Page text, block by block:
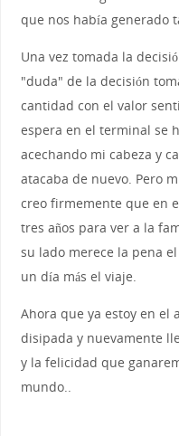
que nos había generado
Una vez tomada la
"duda" de la decisión
cantidad con el valor
espera en el terminal se
acechando mi cabeza y
atacaba de nuevo. Pero
creo firmemente que en
tres años para ver a la
su lado merece la pena
un día más el viaje.
Ahora que ya estoy en el
disipada y nuevamente
y la felicidad que
mundo..